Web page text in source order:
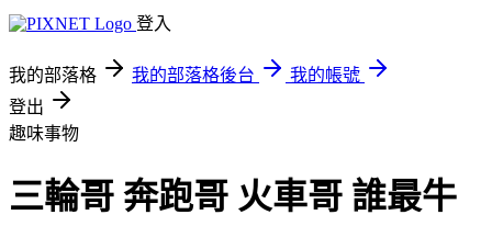
登入
我的部落格 我的部落格後台
我的帳號
登出
趣味事物
三輪哥 奔跑哥 火車哥 誰最牛